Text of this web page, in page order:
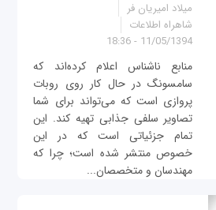
میلاد امیریان فر
شاهراه اطلاعات
11/05/1394 - 18:36
منابع ناشناس اعلام کرده‌اند که
سامسونگ در حال کار روی روبات
پروازی است که می‌تواند برای شما
تصاویر سلفی جذابی تهیه کند. این
تمام جزئیاتی است که در این
خصوص منتشر شده است؛ چرا که
مهندسان و متخصصان...